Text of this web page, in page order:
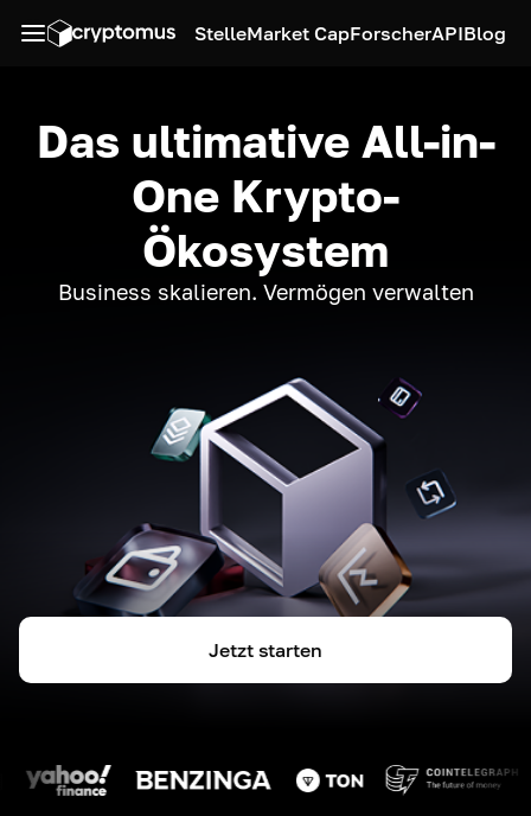
StelleMarket CapForscherAPIBlog
Das ultimative All-in-
One Krypto-
Ökosystem
Business skalieren. Vermögen verwalten
Jetzt starten